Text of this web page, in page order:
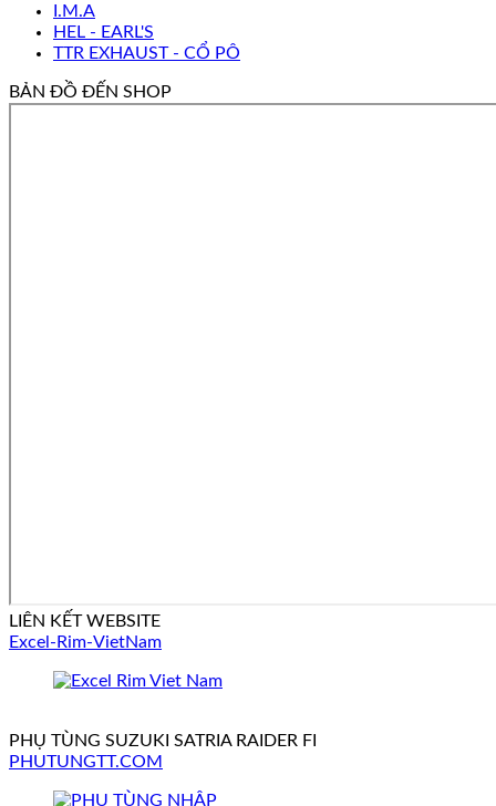
I.M.A
HEL - EARL'S
TTR EXHAUST - CỔ PÔ
BẢN ĐỒ ĐẾN SHOP
LIÊN KẾT WEBSITE
Excel-Rim-VietNam
PHỤ TÙNG SUZUKI SATRIA RAIDER FI
PHUTUNGTT.COM